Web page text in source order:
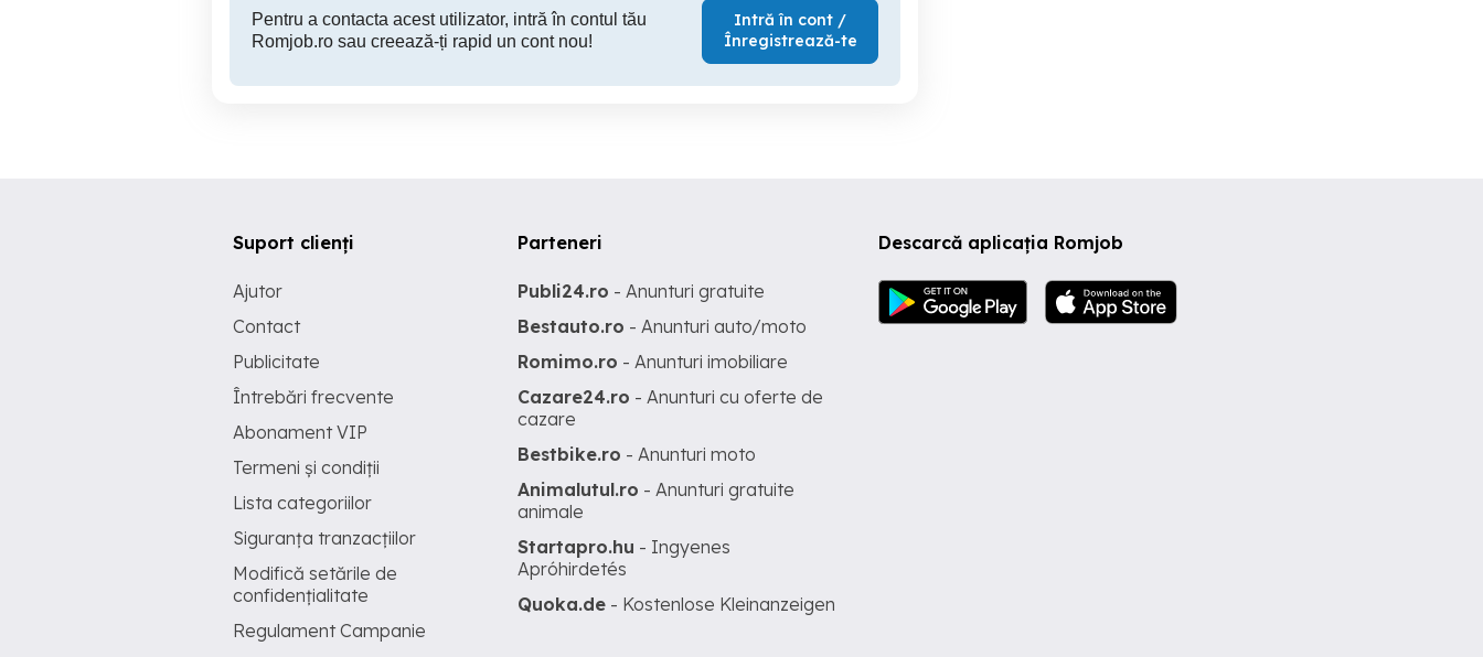
Pentru a contacta acest utilizator, intră în contul tău
Romjob.ro sau creează-ți rapid un cont nou!
Intră în cont /
Înregistrează-te
Descarcă aplicația Romjob
Suport clienți
Ajutor
Contact
Publicitate
Întrebări frecvente
Abonament VIP
Termeni și condiții
Lista categoriilor
Siguranța tranzacțiilor
Modifică setările de
confidențialitate
Regulament Campanie
Parteneri
Publi24.ro - Anunturi gratuite
Bestauto.ro - Anunturi auto/moto
Romimo.ro - Anunturi imobiliare
Cazare24.ro - Anunturi cu oferte de
cazare
Bestbike.ro - Anunturi moto
Animalutul.ro - Anunturi gratuite
animale
Startapro.hu - Ingyenes
Apróhirdetés
Quoka.de - Kostenlose Kleinanzeigen